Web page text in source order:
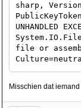
sharp,
UNHANDLED
file or
or one of its
Misschien dat